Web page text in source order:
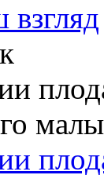
взгляд